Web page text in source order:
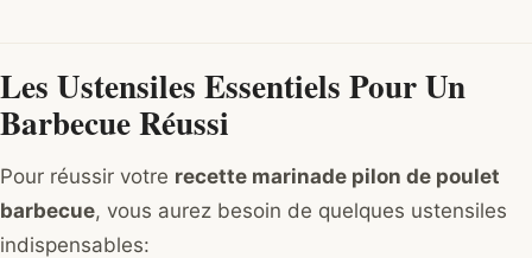
Les Ustensiles Essentiels Pour Un
Barbecue Réussi
Pour réussir votre recette marinade pilon de poulet
barbecue, vous aurez besoin de quelques ustensiles
indispensables: